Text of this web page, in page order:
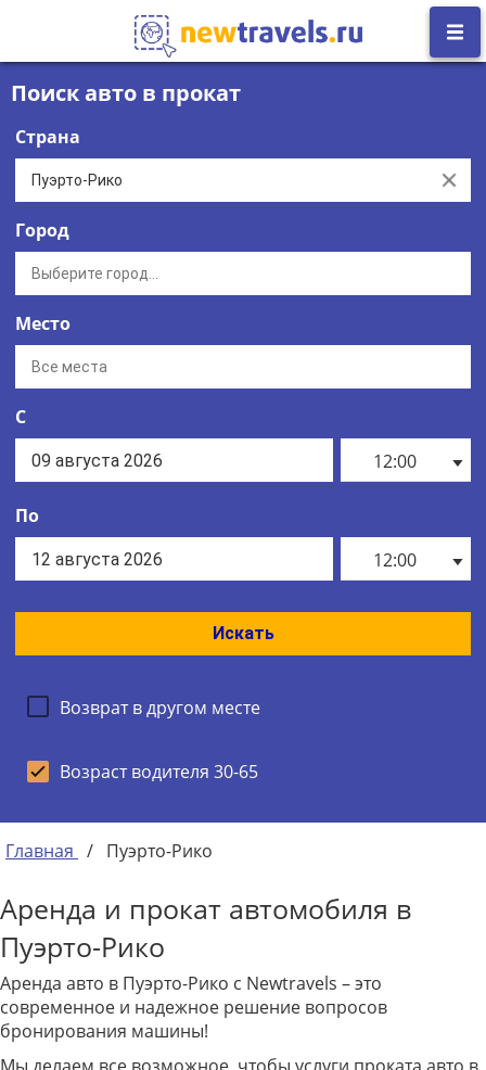
Поиск авто в прокат
Страна
Clear
Город
Место
С
12:00
По
12:00
Искать
Возврат в другом месте
Возраст водителя 30-65
Главная / Пуэрто-Рико
Аренда и прокат автомобиля в
Пуэрто-Рико
Аренда авто в Пуэрто-Рико с Newtravels – это
современное и надежное решение вопросов
бронирования машины!